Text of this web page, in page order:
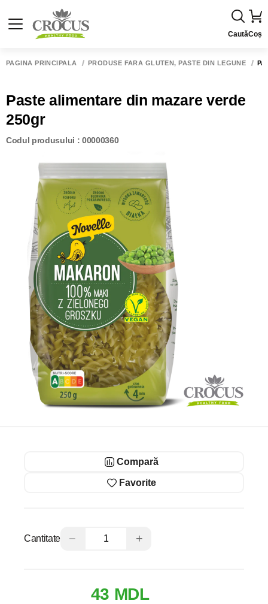
CautăCoș
PAGINA PRINCIPALĂ PRODUSE FARA GLUTEN, PASTE DIN LEGUNE
Paste alimentare din mazare verde
250gr
Codul produsului : 00000360
Compară
Favorite
Cantitate − +
43 MDL